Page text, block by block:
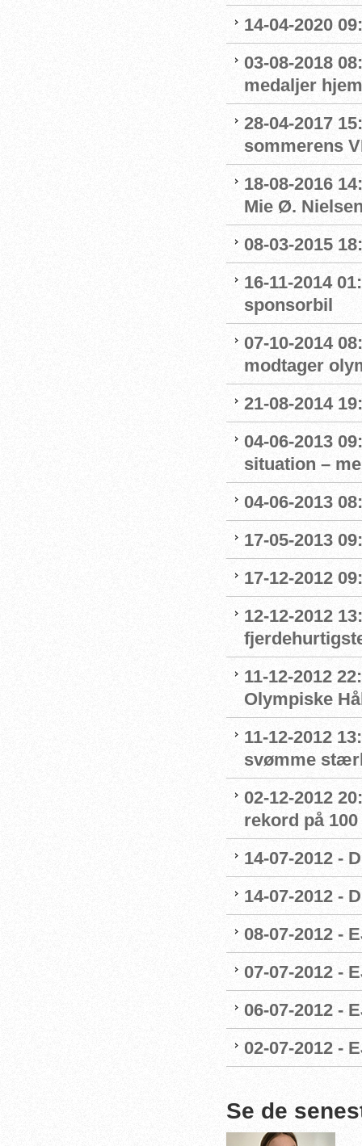
14-04-2020
03-08-2018
medaljer
28-04-2017
sommerens
18-08-2016
Mie Ø.
08-03-2015
16-11-2014
sponsorbil
07-10-2014
modtager
21-08-2014
04-06-2013
situation –
04-06-2013
17-05-2013
17-12-2012
12-12-2012
11-12-2012
Olympiske
11-12-2012
svømme
02-12-2012
rekord på
14-07-2012 -
14-07-2012 -
08-07-2012 -
07-07-2012 -
06-07-2012 -
02-07-2012 -
Se de